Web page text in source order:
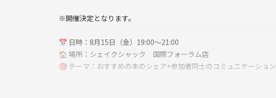
※開催決定となります。
📅 日時：8月15日（金）19:00〜21:00
🏠 場所：シェイクシャック 国際フォーラム店
🎯 テーマ：おすすめの本のシェア+参加者同士のコミュニケーション